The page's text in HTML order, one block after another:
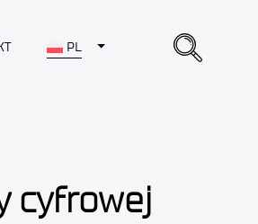
PL Toggle Dropdown
cyfrowej